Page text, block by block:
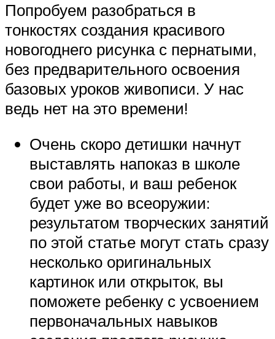
Попробуем разобраться в
тонкостях создания красивого
новогоднего рисунка с пернатыми,
без предварительного освоения
базовых уроков живописи. У нас
ведь нет на это времени!
Очень скоро детишки начнут
выставлять напоказ в школе
свои работы, и ваш ребенок
будет уже во всеоружии:
результатом творческих занятий
по этой статье могут стать сразу
несколько оригинальных
картинок или открыток, вы
поможете ребенку с усвоением
первоначальных навыков